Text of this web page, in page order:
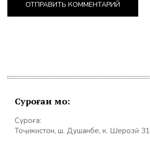
Суроғаи мо:
Суроға:
Тоҷикистон, ш. Душанбе, к. Шерозӣ 31